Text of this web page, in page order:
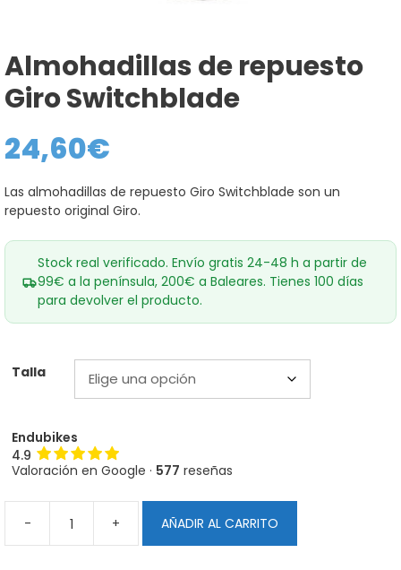
Almohadillas de repuesto
Giro Switchblade
24,60€
Las almohadillas de repuesto Giro Switchblade son un
repuesto original Giro.
Stock real verificado. Envío gratis 24-48 h a partir de
99€ a la península, 200€ a Baleares. Tienes 100 días
para devolver el producto.
Talla
Endubikes
4.9
Valoración en Google · 577 reseñas
-
Almohadillas
de
+ AÑADIR AL CARRITO